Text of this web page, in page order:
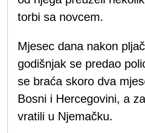
torbi sa novcem.
Mjesec dana nakon
godišnjak se predao
se braća skoro dva
Bosni i Hercegovini, a
vratili u Njemačku.